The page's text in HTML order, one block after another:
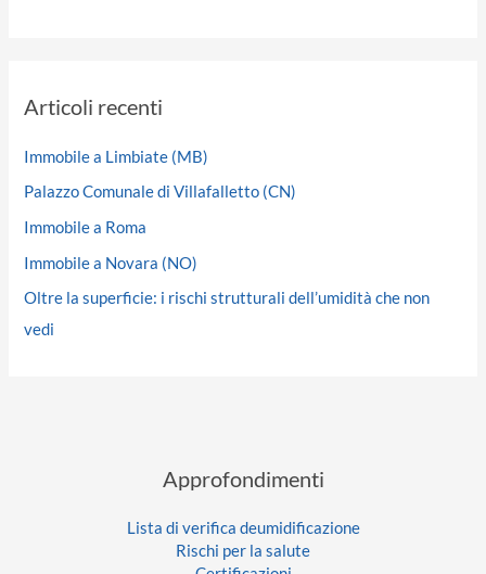
Articoli recenti
Immobile a Limbiate (MB)
Palazzo Comunale di Villafalletto (CN)
Immobile a Roma
Immobile a Novara (NO)
Oltre la superficie: i rischi strutturali dell’umidità che non
vedi
Approfondimenti
Lista di verifica deumidificazione
Rischi per la salute